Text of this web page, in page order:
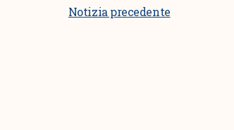
Notizia precedente